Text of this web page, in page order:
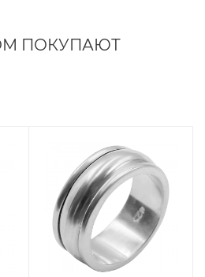
ПОКУПАЮТ